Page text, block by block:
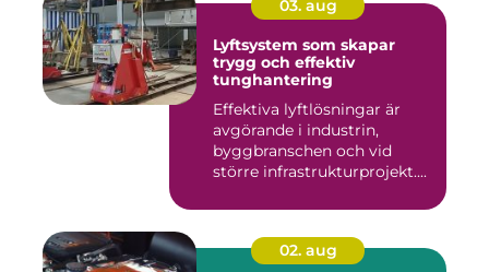
03. aug
Lyftsystem som skapar
trygg och effektiv
tunghantering
Effektiva lyftlösningar är
avgörande i industrin,
byggbranschen och vid
större infrastrukturprojekt....
02. aug